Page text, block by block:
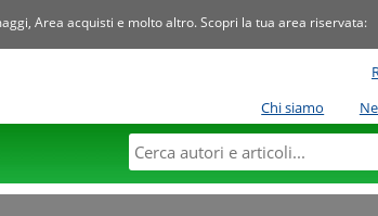
Area acquisti e molto altro. Scopri la tua area riservata:
Chi siamo